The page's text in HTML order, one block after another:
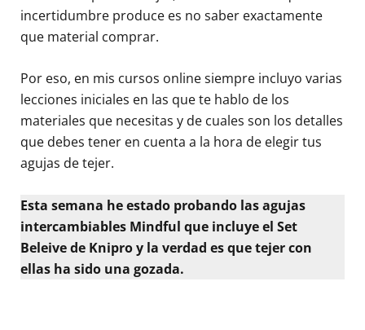
incertidumbre produce es no saber exactamente
que material comprar.
Por eso, en mis cursos online siempre incluyo varias
lecciones iniciales en las que te hablo de los
materiales que necesitas y de cuales son los detalles
que debes tener en cuenta a la hora de elegir tus
agujas de tejer.
Esta semana he estado probando las agujas
intercambiables Mindful que incluye el Set
Beleive de Knipro y la verdad es que tejer con
ellas ha sido una gozada.